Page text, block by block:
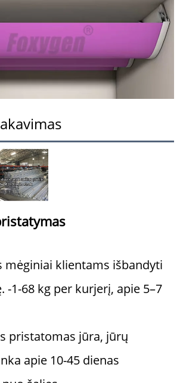
mėginiai klientams išbandyti
-1-68 kg per kurjerį, apie 5–7
pristatomas jūra, jūrų
apie 10-45 dienas